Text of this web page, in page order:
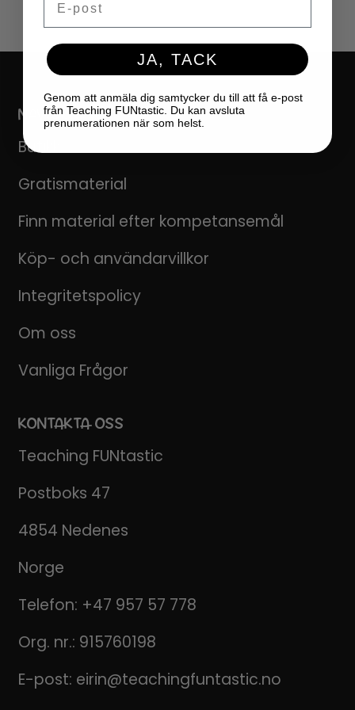
NAVIGERING
Butikk
Gratismaterial
Finn material efter kompetansemål
Köp- och användarvillkor
Integritetspolicy
Om oss
Vanliga Frågor
KONTAKTA OSS
Teaching FUNtastic
Postboks 47
4854 Nedenes
Norge
Telefon: +47 957 57 778
Org. nr.: 915760198
E-post: eirin@teachingfuntastic.no
JA, TACK
Genom att anmäla dig samtycker du till att få e-post
från Teaching FUNtastic. Du kan avsluta
prenumerationen när som helst.